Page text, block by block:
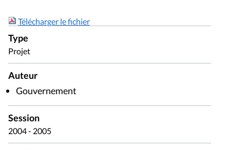
Télécharger le fichier
Type
Projet
Auteur
Gouvernement
Session
2004 - 2005